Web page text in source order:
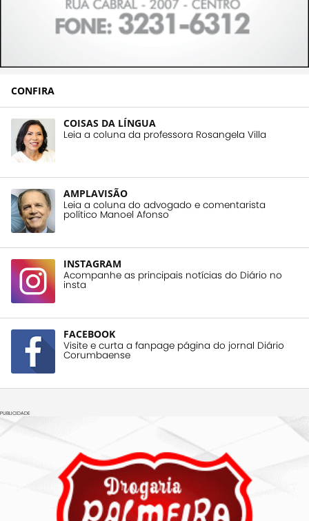
CONFIRA
COISAS DA LÍNGUA
Leia a coluna da professora Rosangela Villa
AMPLAVISÃO
Leia a coluna do advogado e comentarista
político Manoel Afonso
INSTAGRAM
Acompanhe as principais notícias do Diário no
insta
FACEBOOK
Visite e curta a fanpage página do jornal Diário
Corumbaense
PUBLICIDADE